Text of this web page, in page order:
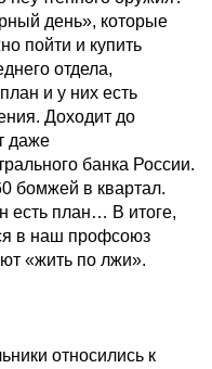
день», которые
пойти и купить
отдела,
и у них есть
Доходит до
даже
банка России.
бомжей в квартал.
план… В итоге,
в наш профсоюз
«жить по лжи».
относились к